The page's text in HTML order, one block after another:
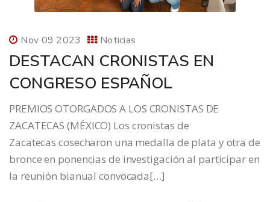
Nov 09 2023 Noticias
DESTACAN CRONISTAS EN
CONGRESO ESPAÑOL
PREMIOS OTORGADOS A LOS CRONISTAS DE
ZACATECAS (MÉXICO) Los cronistas de
Zacatecas cosecharon una medalla de plata y otra de
bronce en ponencias de investigación al participar en
la reunión bianual convocada[…]